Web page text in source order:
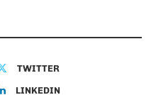
TWITTER
LINKEDIN